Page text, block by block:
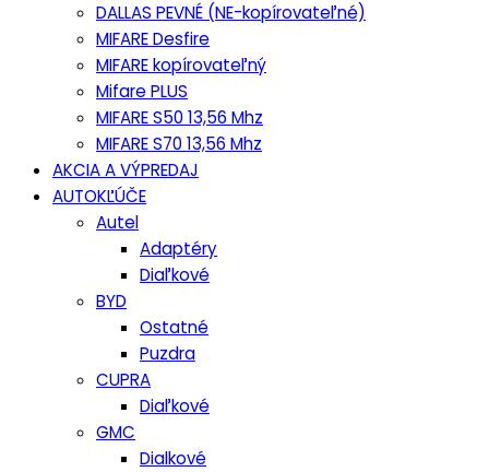
DALLAS PEVNÉ (NE-kopírovateľné)
MIFARE Desfire
MIFARE kopírovateľný
Mifare PLUS
MIFARE S50 13,56 Mhz
MIFARE S70 13,56 Mhz
AKCIA A VÝPREDAJ
AUTOKĽÚČE
Autel
Adaptéry
Diaľkové
BYD
Ostatné
Puzdra
CUPRA
Diaľkové
GMC
Dialkové